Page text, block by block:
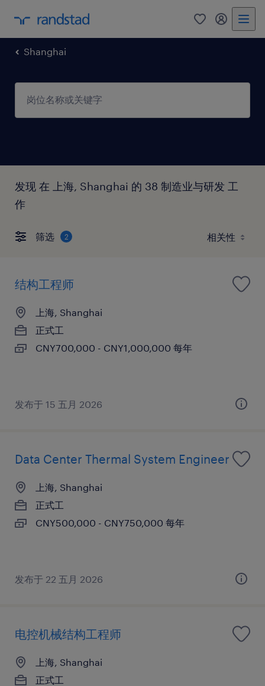
0 我的任仕达
Shanghai
发现 在 上海, Shanghai 的 38 制造业与研发 工
作
筛选 2
结构工程师
上海, Shanghai
正式工
CNY700,000 - CNY1,000,000 每年
发布于 15 五月 2026
Data Center Thermal System Engineer
上海, Shanghai
正式工
CNY500,000 - CNY750,000 每年
发布于 22 五月 2026
电控机械结构工程师
上海, Shanghai
正式工